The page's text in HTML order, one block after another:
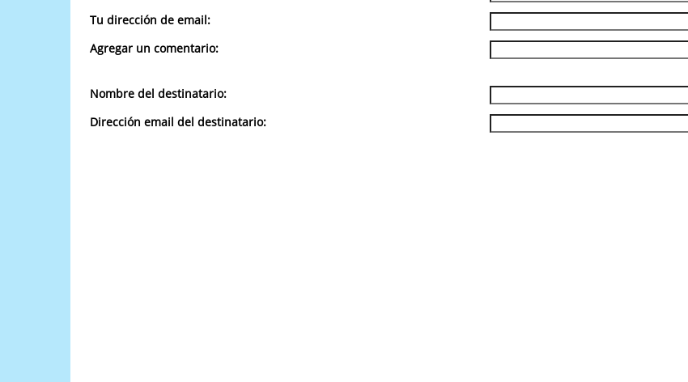
Tu dirección de email:
Agregar un comentario:
Nombre del destinatario:
Dirección email del destinatario: